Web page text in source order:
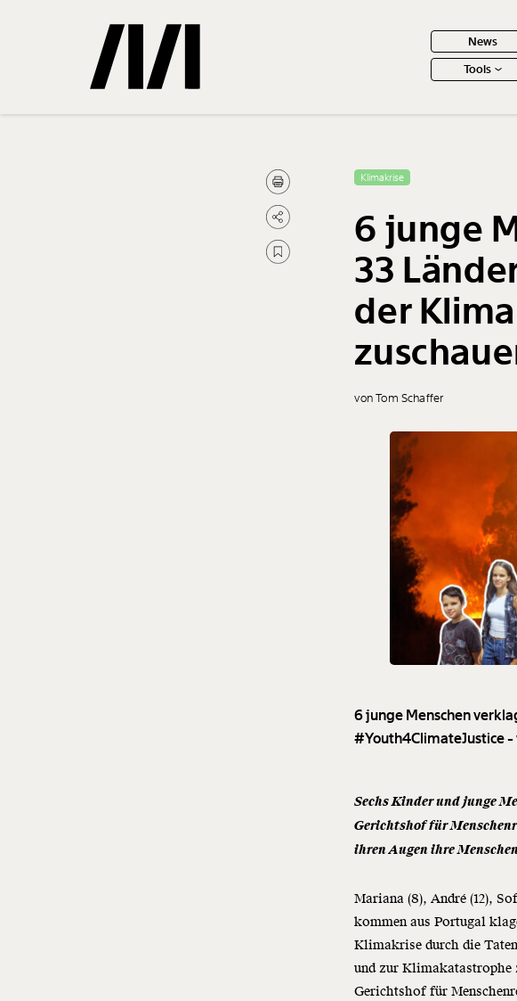
News
Tools
Gemerkte
Treffer
Klimakrise
6 junge
33
der
von Tom Schaffer
6 junge Menschen
#Youth4ClimateJustice -
Sechs Kinder und junge
Gerichtshof für
ihren Augen ihre
Mariana (8), André (12),
kommen aus Portugal
Klimakrise durch die
und zur Klimakatastrophe
Gerichtshof für